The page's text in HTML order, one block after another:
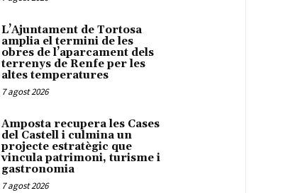
L’Ajuntament de Tortosa
amplia el termini de les
obres de l’aparcament dels
terrenys de Renfe per les
altes temperatures
7 agost 2026
Amposta recupera les Cases
del Castell i culmina un
projecte estratègic que
vincula patrimoni, turisme i
gastronomia
7 agost 2026